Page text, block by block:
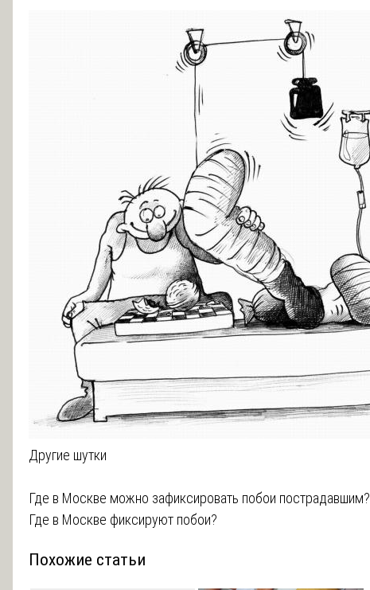
Другие шутки
Навигация
по
записям
Где в Москве можно зафиксировать побои пострадавшим?
Где в Москве фиксируют побои?
Похожие статьи